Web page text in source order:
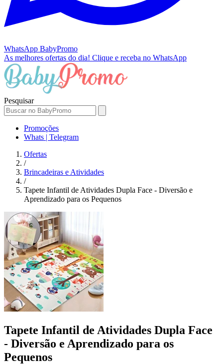
WhatsApp BabyPromo
As melhores ofertas do dia! Clique e receba no WhatsApp
Pesquisar
Promoções
Whats | Telegram
Ofertas
/
Brincadeiras e Atividades
/
Tapete Infantil de Atividades Dupla Face - Diversão e
Aprendizado para os Pequenos
Tapete Infantil de Atividades Dupla Face
- Diversão e Aprendizado para os
Pequenos